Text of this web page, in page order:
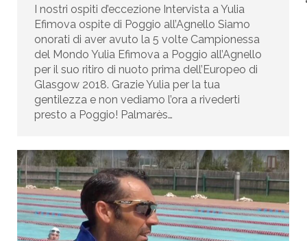
I nostri ospiti d’eccezione Intervista a Yulia
Efimova ospite di Poggio all’Agnello Siamo
onorati di aver avuto la 5 volte Campionessa
del Mondo Yulia Efimova a Poggio all’Agnello
per il suo ritiro di nuoto prima dell’Europeo di
Glasgow 2018. Grazie Yulia per la tua
gentilezza e non vediamo l’ora a rivederti
presto a Poggio! Palmarès…